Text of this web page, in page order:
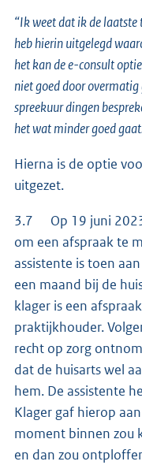
“Ik weet dat ik de
heb hierin uitgelegd
het kan de e-consult
niet goed door
spreekuur dingen
het wat minder goed
Hierna is de optie
uitgezet.
3.7 Op 19 juni
om een afspraak te
assistente is toen
een maand bij de
klager is een
praktijkhouder.
recht op zorg
dat de huisarts wel
hem. De assistente
Klager gaf hierop
moment binnen zou
en dan zou